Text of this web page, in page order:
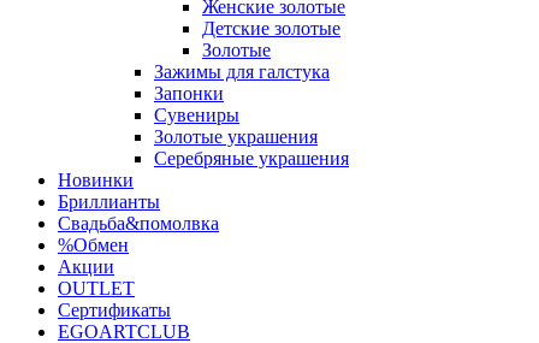
Женские золотые
Детские золотые
Золотые
Зажимы для галстука
Запонки
Сувениры
Золотые украшения
Серебряные украшения
Новинки
Бриллианты
Свадьба&помолвка
%Обмен
Акции
OUTLET
Сертификаты
EGOARTCLUB